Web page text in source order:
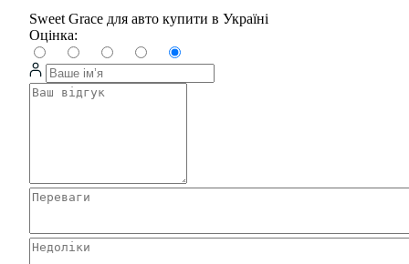
Sweet Grace для авто купити в Україні
Оцінка: